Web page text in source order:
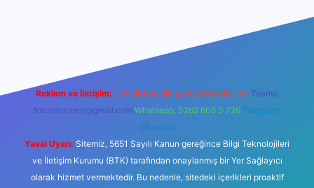
Reklam ve İletişim: E-mail: backlinkpaneli@gmail.com Teams:
forumhizmeti@gmail.com Whatsapp: 0262 606 0 726 Telegram:
@karabul
Yasal Uyarı: Sitemiz, 5651 Sayılı Kanun gereğince Bilgi Teknolojileri
ve İletişim Kurumu (BTK) tarafından onaylanmış bir Yer Sağlayıcı
olarak hizmet vermektedir. Bu nedenle, sitedeki içerikleri proaktif